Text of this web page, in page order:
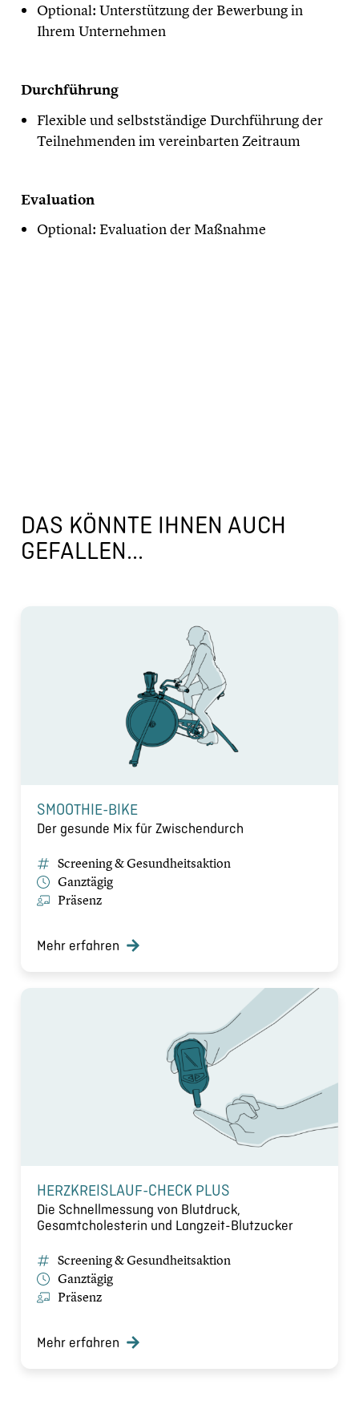
Optional: Unterstützung der Bewerbung in
Ihrem Unternehmen
Durchführung
Flexible und selbstständige Durchführung der
Teilnehmenden im vereinbarten Zeitraum
Evaluation
Optional: Evaluation der Maßnahme
DAS KÖNNTE IHNEN AUCH
GEFALLEN...
SMOOTHIE-BIKE
Der gesunde Mix für Zwischendurch
Screening & Gesundheitsaktion
Ganztägig
Präsenz
Mehr erfahren
HERZKREISLAUF-CHECK PLUS
Die Schnellmessung von Blutdruck,
Gesamtcholesterin und Langzeit-Blutzucker
Screening & Gesundheitsaktion
Ganztägig
Präsenz
Mehr erfahren